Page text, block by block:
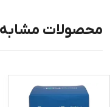
محصولات مشابه